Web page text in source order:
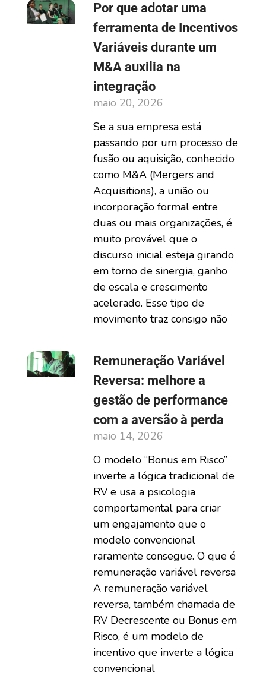
Por que adotar uma
ferramenta de Incentivos
Variáveis durante um
M&A auxilia na
integração
maio 20, 2026
Se a sua empresa está
passando por um processo de
fusão ou aquisição, conhecido
como M&A (Mergers and
Acquisitions), a união ou
incorporação formal entre
duas ou mais organizações, é
muito provável que o
discurso inicial esteja girando
em torno de sinergia, ganho
de escala e crescimento
acelerado. Esse tipo de
movimento traz consigo não
Remuneração Variável
Reversa: melhore a
gestão de performance
com a aversão à perda
maio 14, 2026
O modelo “Bonus em Risco”
inverte a lógica tradicional de
RV e usa a psicologia
comportamental para criar
um engajamento que o
modelo convencional
raramente consegue. O que é
remuneração variável reversa
A remuneração variável
reversa, também chamada de
RV Decrescente ou Bonus em
Risco, é um modelo de
incentivo que inverte a lógica
convencional